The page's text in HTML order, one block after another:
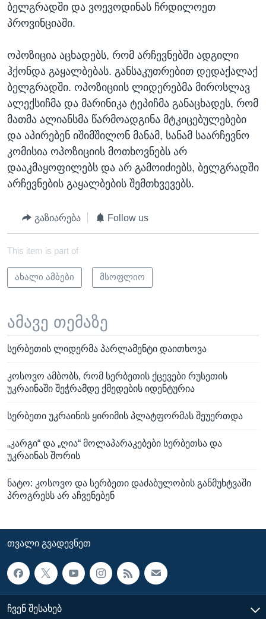
ბელგრადში და ვოევოდინას ჩრდილოეთ
პროვინციაში.
ოპოზიცია აცხადებს, რომ არჩევნებში ადგილი
ჰქონდა გაყალბებას. განსაკუთრებით დედაქალაქ
ბელგრადში. ოპოზიციის ლიდერებმა მიროსლავ
ალექსიჩმა და მარინიკა ტეპიჩმა განაცხადეს, რომ
მათმა ალიანსმა წარმოადგინა მტკიცებულებები
და აპირებენ იშიმშილონ მანამ, სანამ საარჩევნო
კომისია ოპოზიციის მოთხოვნებს არ
დააკმაყოფილებს და არ გამოიძიებს, ბელგრადში
არჩევნების გაყალბების შემთხვევებს.
გაზიარება Follow us
This item is part of
ახალი ამბები მსოფლიო
ამავე თემაზე
სერბეთის ლიდერმა პარლამენტი დაითხოვა
კოსოვო ამბობს, რომ სერბეთის ქცევები რუსეთის
უკრაინაში შეჭრამდე ქმედების იდენტურია
სერბეთი უკრაინის ყირიმის პლატფორმას შეუერთდა
„კარგი“ და „ღია“ მოლაპარაკებები სერბეთსა და
უკრაინას შორის
ნატო: კოსოვო და სერბეთი დაძაბულობის განმუხტვაში
პროგრესს არ აჩვენებენ
ᲗᲕᲐᲚᲘ ᲒᲕᲐᲓᲔᲕᲜᲔᲗ
ᲩᲕᲔᲜ ᲨᲔᲡᲐᲮᲔᲑ